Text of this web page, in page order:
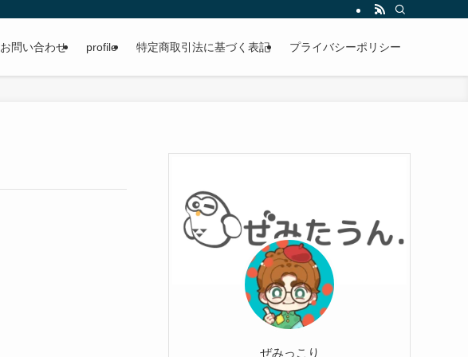
お問い合わせ profile 特定商取引法に基づく表記 プライバシーポリシー
ぜみっこり